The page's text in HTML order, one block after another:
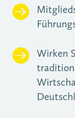


Wirken